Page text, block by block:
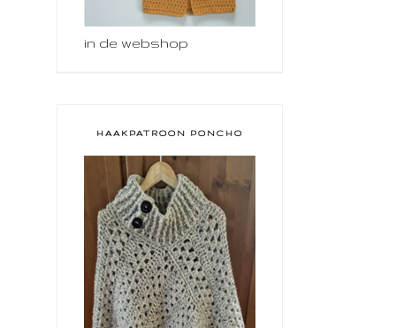
in de webshop
HAAKPATROON PONCHO